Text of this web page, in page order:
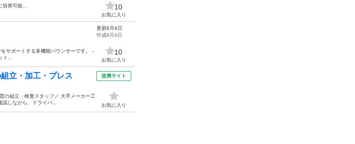
切替可能… 10
お気に入り
サポートする多機能バウンサーです。 -
...
更新8月4日
作成8月4日
10
お気に入り
立・加工・プレス
の組立・検査スタッフ／ 大手メーカー工
しながら、ドライバ...
提携サイト
お気に入り